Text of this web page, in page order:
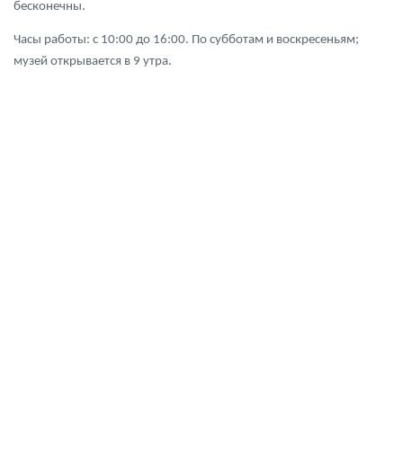
бесконечны.
Часы работы: с 10:00 до 16:00. По субботам и воскресеньям;
музей открывается в 9 утра.